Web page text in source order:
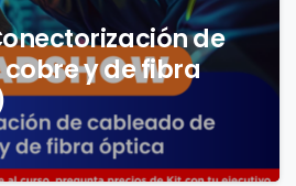
de
y de fibra